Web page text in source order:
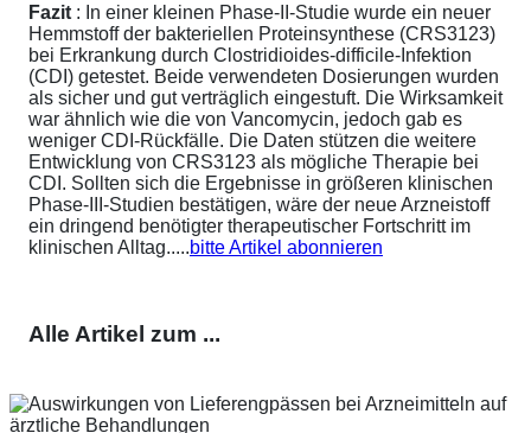
Fazit : In einer kleinen Phase-II-Studie wurde ein neuer
Hemmstoff der bakteriellen Proteinsynthese (CRS3123)
bei Erkrankung durch Clostridioides-difficile-Infektion
(CDI) getestet. Beide verwendeten Dosierungen wurden
als sicher und gut verträglich eingestuft. Die Wirksamkeit
war ähnlich wie die von Vancomycin, jedoch gab es
weniger CDI-Rückfälle. Die Daten stützen die weitere
Entwicklung von CRS3123 als mögliche Therapie bei
CDI. Sollten sich die Ergebnisse in größeren klinischen
Phase-III-Studien bestätigen, wäre der neue Arzneistoff
ein dringend benötigter therapeutischer Fortschritt im
klinischen Alltag.....bitte Artikel abonnieren
Alle Artikel zum ...